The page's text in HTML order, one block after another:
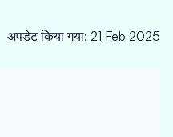
अपडेट किया गया: 21 Feb 2025